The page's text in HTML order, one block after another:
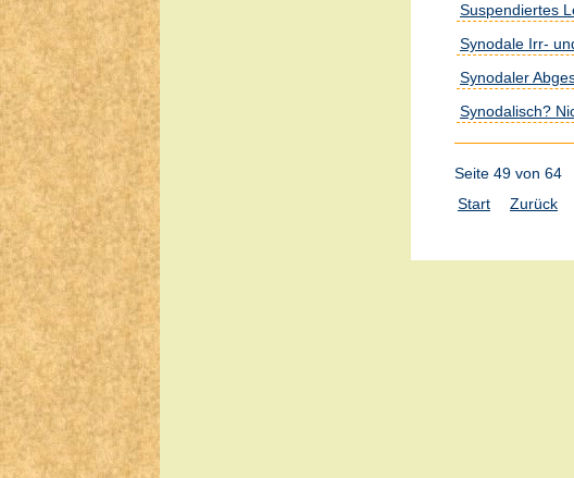
Suspendiertes
Synodale Irr-
Synodaler
Synodalisch?
Seite 49 von 64
Start
Zurück